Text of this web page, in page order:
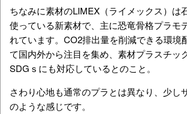
ちなみに素材のLIMEX（ライメックス）は
使っている新素材で、主に恐竜骨格プラモ
れています。 CO2排出量を削減できる環境
て国内外から注目を集め、素材プラスチッ
SDGｓにも対応しているとのこと。
さわり心地も通常のプラとは異なり、少し
のような感じです。